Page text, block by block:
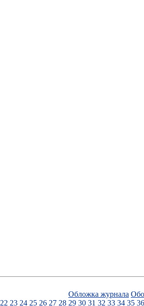
Обложка журнала
22 23 24 25 26 27 28 29 30 31 32 33 34 35 36